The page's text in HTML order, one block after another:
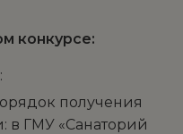
конкурсе:
получения
в ГМУ «Санаторий